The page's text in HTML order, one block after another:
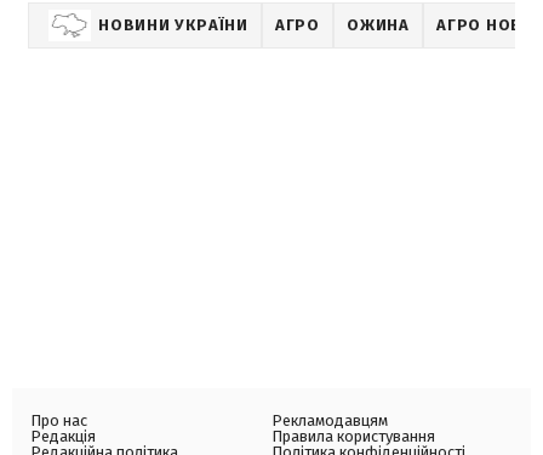
НОВИНИ УКРАЇНИ АГРО ОЖИНА АГРО
Про нас
Редакція
Рекламодавцям
Правила користування